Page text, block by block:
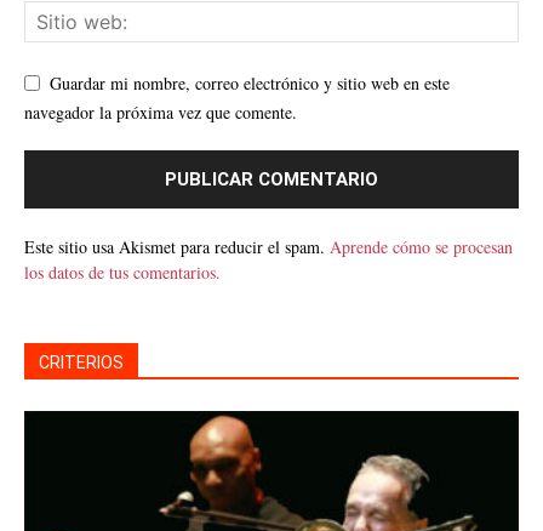
Guardar mi nombre, correo electrónico y sitio web en este
navegador la próxima vez que comente.
Este sitio usa Akismet para reducir el spam. Aprende cómo se procesan
los datos de tus comentarios.
CRITERIOS